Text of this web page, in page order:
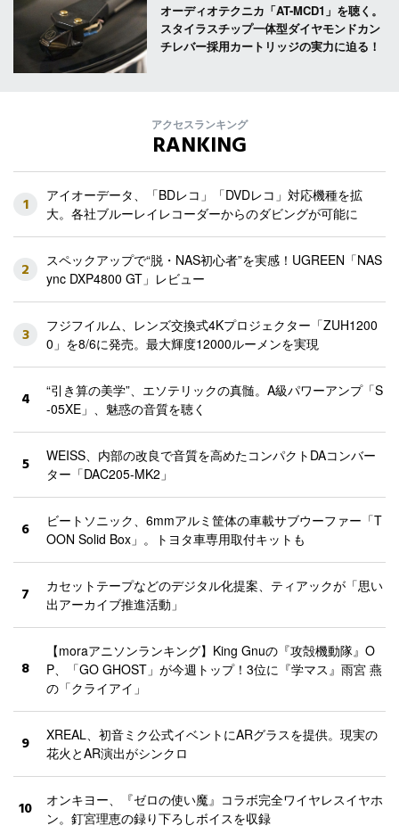
オーディオテクニカ「AT-MCD1」を聴く。
スタイラスチップ一体型ダイヤモンドカン
チレバー採用カートリッジの実力に迫る！
アクセスランキング
RANKING
1
アイオーデータ、「BDレコ」「DVDレコ」対応機種を拡
大。各社ブルーレイレコーダーからのダビングが可能に
2
スペックアップで“脱・NAS初心者”を実感！UGREEN「NAS
ync DXP4800 GT」レビュー
3
フジフイルム、レンズ交換式4Kプロジェクター「ZUH1200
0」を8/6に発売。最大輝度12000ルーメンを実現
4
“引き算の美学”、エソテリックの真髄。A級パワーアンプ「S
-05XE」、魅惑の音質を聴く
5
WEISS、内部の改良で音質を高めたコンパクトDAコンバー
ター「DAC205-MK2」
6
ビートソニック、6mmアルミ筐体の車載サブウーファー「T
OON Solid Box」。トヨタ車専用取付キットも
7
カセットテープなどのデジタル化提案、ティアックが「思い
出アーカイブ推進活動」
8
【moraアニソンランキング】King Gnuの『攻殻機動隊』O
P、「GO GHOST」が今週トップ！3位に『学マス』雨宮 燕
の「クライアイ」
9
XREAL、初音ミク公式イベントにARグラスを提供。現実の
花火とAR演出がシンクロ
10
オンキヨー、『ゼロの使い魔』コラボ完全ワイヤレスイヤホ
ン。釘宮理恵の録り下ろしボイスを収録